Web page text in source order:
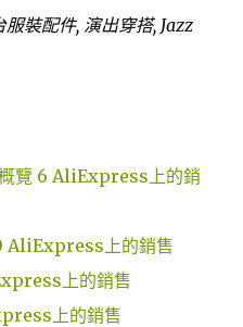
裝配件, 演出穿搭, Jazz
覽 6 AliExpress上的銷
AliExpress上的銷售
上的銷售
上的銷售